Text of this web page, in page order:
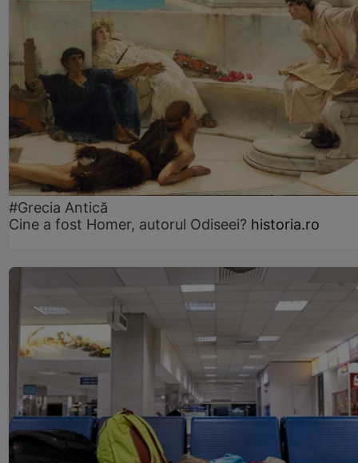
#Grecia Antică
Cine a fost Homer, autorul Odiseei? historia.ro